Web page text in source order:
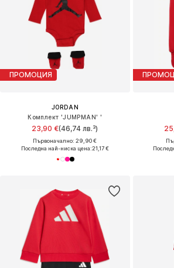
ПРОМОЦИЯ
JORDAN
Комплект 'JUMPMAN' '
23,90 €(46,74 лв.³)
Първоначално: 29,90 €
Последна най-ниска цена:21,17 €